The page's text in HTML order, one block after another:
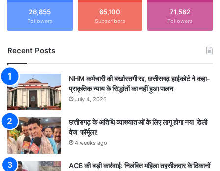
26,855
Followers
65,100
Subscribers
71,562
Followers
Recent Posts
NHM कर्मचारी की बर्खास्तगी रद्द, छत्तीसगढ़ हाईकोर्ट ने कहा-
प्राकृतिक न्याय के सिद्धांतों का नहीं हुआ पालन
July 4, 2026
छत्तीसगढ़ के अतिथि व्याख्याताओं के लिए लागू होगा नया ‘डेली
वेज’ फॉर्मूला!
4 weeks ago
ACB की बड़ी कार्रवाई: निलंबित महिला तहसीलदार के ठिकानों